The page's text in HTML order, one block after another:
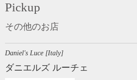
Pickup
その他のお店
Daniel's Luce [Italy]
ダニエルズ ルーチェ